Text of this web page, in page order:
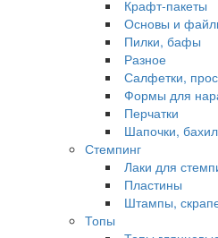
Крафт-пакеты
Основы и
Пилки, бафы
Разное
Салфетки,
Формы для
Перчатки
Шапочки,
Стемпинг
Лаки для
Пластины
Штампы,
Топы